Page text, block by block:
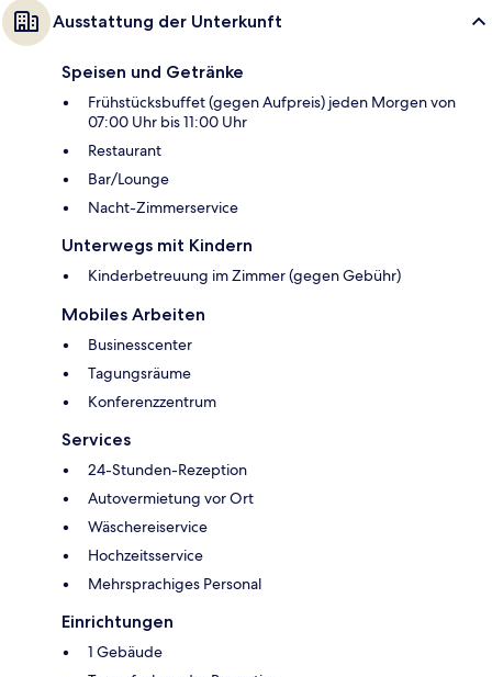
Ausstattung der Unterkunft
Speisen und Getränke
Frühstücksbuffet (gegen Aufpreis) jeden Morgen von
07:00 Uhr bis 11:00 Uhr
Restaurant
Bar/Lounge
Nacht-Zimmerservice
Unterwegs mit Kindern
Kinderbetreuung im Zimmer (gegen Gebühr)
Mobiles Arbeiten
Businesscenter
Tagungsräume
Konferenzzentrum
Services
24-Stunden-Rezeption
Autovermietung vor Ort
Wäschereiservice
Hochzeitsservice
Mehrsprachiges Personal
Einrichtungen
1 Gebäude